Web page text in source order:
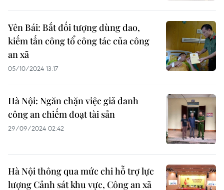
Yên Bái: Bắt đối tượng dùng dao,
kiếm tấn công tổ công tác của công
an xã
05/10/2024 13:17
Hà Nội: Ngăn chặn việc giả danh
công an chiếm đoạt tài sản
29/09/2024 02:42
Hà Nội thông qua mức chi hỗ trợ lực
lượng Cảnh sát khu vực, Công an xã